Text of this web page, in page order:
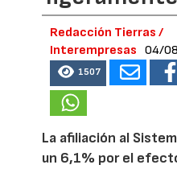
Redacción Tierras /
Interempresas
04/
1507
La afiliación al
un 6,1% por el